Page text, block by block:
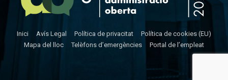
Inici Avís Legal Política de privacitat
Política de cookies (EU)
Mapa del lloc
Telèfons d’emergències Portal de l’empleat